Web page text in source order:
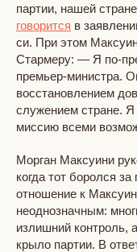
партии, нашей
говорится в
си. При этом
Стармеру: — Я по-
премьер-министра.
восстановлением
служением стране.
миссию всеми
Морган Максуини
когда тот боролся
отношение к
неоднозначным:
излишний контроль,
крыло партии. В